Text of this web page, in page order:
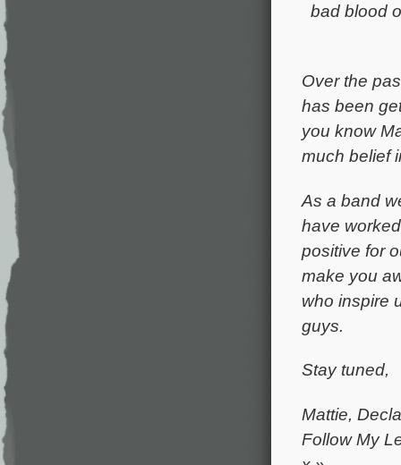
bad blood
Over the
has been
you know
much belief
As a band
have
positive for
make you
who inspire
guys.
Stay tuned,
Mattie,
Follow My